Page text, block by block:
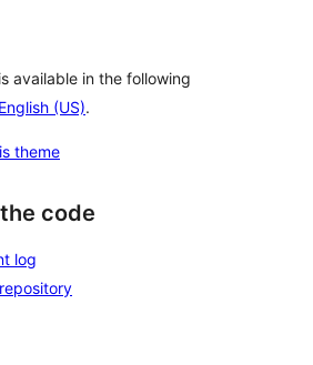
available in the following
English (US).
theme
code
log